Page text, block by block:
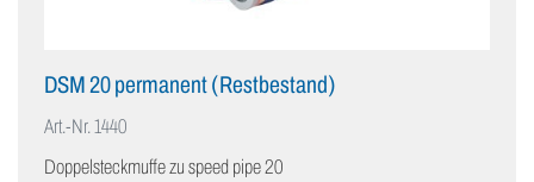
DSM 20 permanent (Restbestand)
Art.-Nr.1440
Doppelsteckmuffe zu speed pipe 20